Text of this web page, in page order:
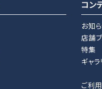
コン
お知
店舗
特集
ギャラ
ご利